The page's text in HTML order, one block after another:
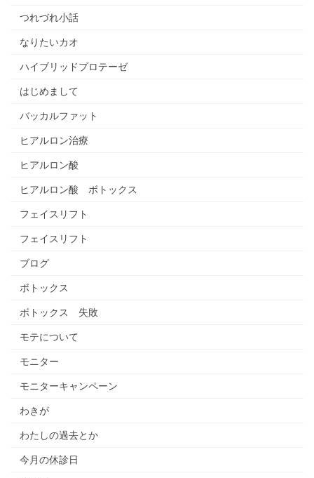
つれづれ小話
なりたいカオ
ハイブリッドプロテーゼ
はじめまして
バッカルファット
ヒアルロン治療
ヒアルロン酸
ヒアルロン酸 ボトックス
フェイスリフト
フェイスリフト
ブログ
ボトックス
ボトックス 失敗
モテについて
モニター
モニターキャンペーン
わきが
わたしの過去とか
今月の休診日